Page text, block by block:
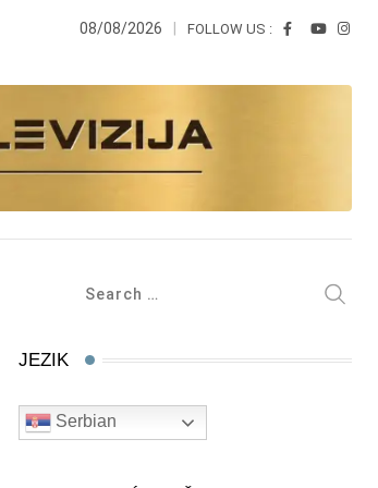
08/08/2026 FOLLOW US :
JEZIK
Serbian